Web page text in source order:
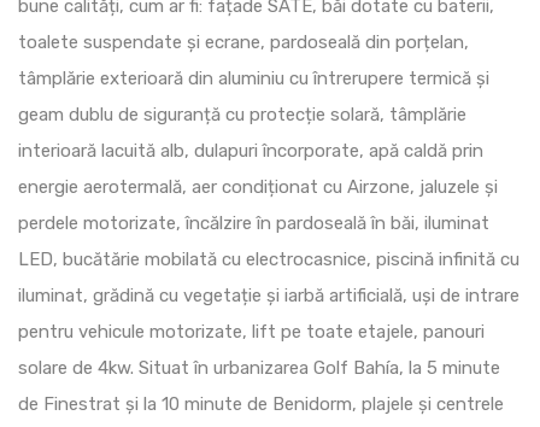
bune calități, cum ar fi: fațade SATE, băi dotate cu baterii,
toalete suspendate și ecrane, pardoseală din porțelan,
tâmplărie exterioară din aluminiu cu întrerupere termică și
geam dublu de siguranță cu protecție solară, tâmplărie
interioară lacuită alb, dulapuri încorporate, apă caldă prin
energie aerotermală, aer condiționat cu Airzone, jaluzele și
perdele motorizate, încălzire în pardoseală în băi, iluminat
LED, bucătărie mobilată cu electrocasnice, piscină infinită cu
iluminat, grădină cu vegetație și iarbă artificială, uși de intrare
pentru vehicule motorizate, lift pe toate etajele, panouri
solare de 4kw. Situat în urbanizarea Golf Bahía, la 5 minute
de Finestrat și la 10 minute de Benidorm, plajele și centrele